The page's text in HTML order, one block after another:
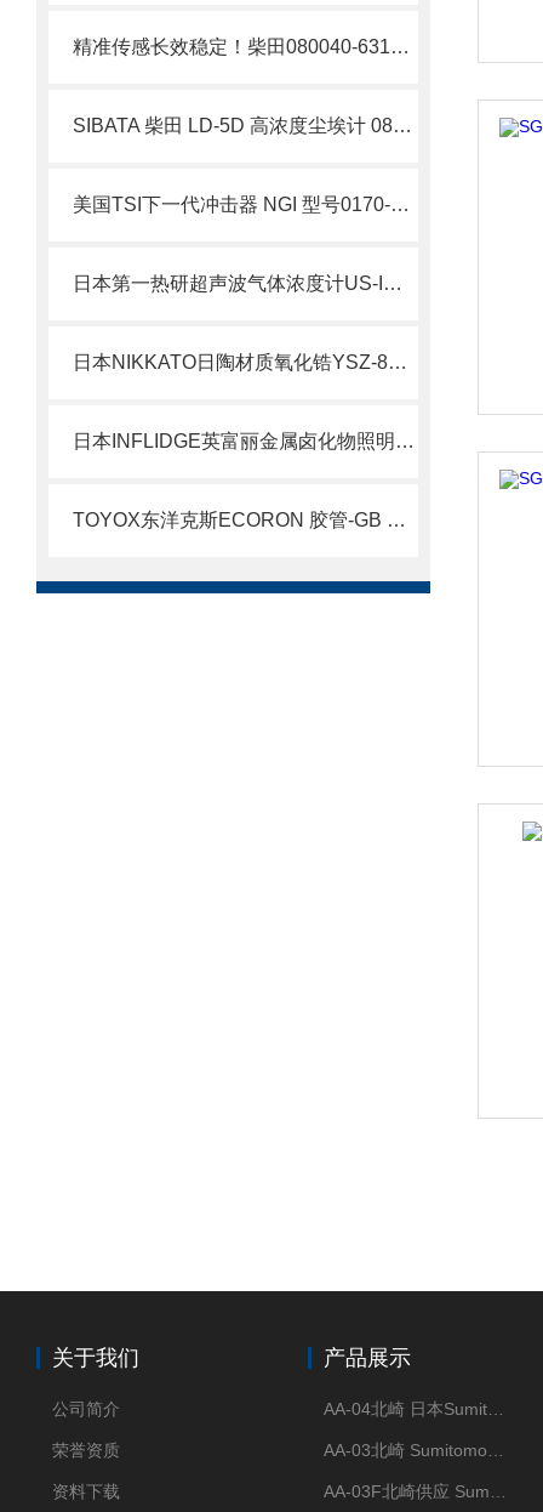
精准传感长效稳定！柴田080040-631尘埃传感器 FLD-1监测仪专用核心配件
SIBATA 柴田 LD-5D 高浓度尘埃计 080000-5 基建工地专用粉尘检测仪 简介
美国TSI下一代冲击器 NGI 型号0170-01-1000北崎热卖
日本第一热研超声波气体浓度计US-I北崎热卖
日本NIKKATO日陶材质氧化锆YSZ-8烧结容器、坩埚北崎有售
日本INFLIDGE英富丽金属卤化物照明系统 MHB-400北崎有售
TOYOX东洋克斯ECORON 胶管-GB （耐药品,食品用胶管）
关于我们
公司简介
荣誉资质
资料下载
产品展示